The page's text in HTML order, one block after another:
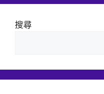
搜尋